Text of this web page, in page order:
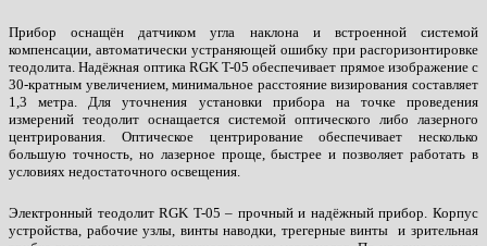
Прибор оснащён датчиком угла наклона и встроенной системой
компенсации, автоматически устраняющей ошибку при расгоризонтировке
теодолита. Надёжная оптика RGK T-05 обеспечивает прямое изображение с
30-кратным увеличением, минимальное расстояние визирования составляет
1,3 метра. Для уточнения установки прибора на точке проведения
измерений теодолит оснащается системой оптического либо лазерного
центрирования. Оптическое центрирование обеспечивает несколько
большую точность, но лазерное проще, быстрее и позволяет работать в
условиях недостаточного освещения.
Электронный теодолит RGK T-05 – прочный и надёжный прибор. Корпус
устройства, рабочие узлы, винты наводки, трегерные винты и зрительная